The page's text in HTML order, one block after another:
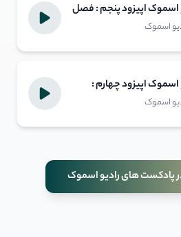
پادکست رادیو اسموک اپیزود پنجم : فصل
اسموک
اپیزود چهارم :
اسموک
پادکست های رادیو اسموک